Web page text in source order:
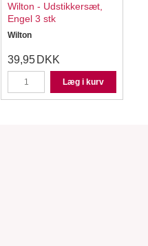
Wilton - Udstikkersæt,
Engel 3 stk
Wilton
39,95 DKK
Læg i kurv